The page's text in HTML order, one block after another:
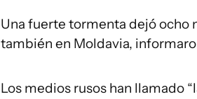
Una fuerte tormenta dejó ocho
también en Moldavia,
Los medios rusos han llamado